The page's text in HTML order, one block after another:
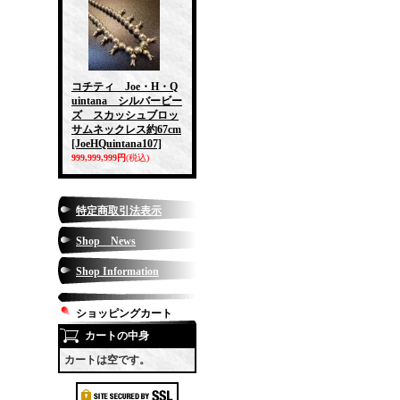
コチティ Joe・H・Q
uintana シルバービー
ズ スカッシュブロッ
サムネックレス約67cm
[JoeHQuintana107]
999,999,999円(税込)
特定商取引法表示
Shop News
Shop Information
ショッピングカート
カートの中身
カートは空です。